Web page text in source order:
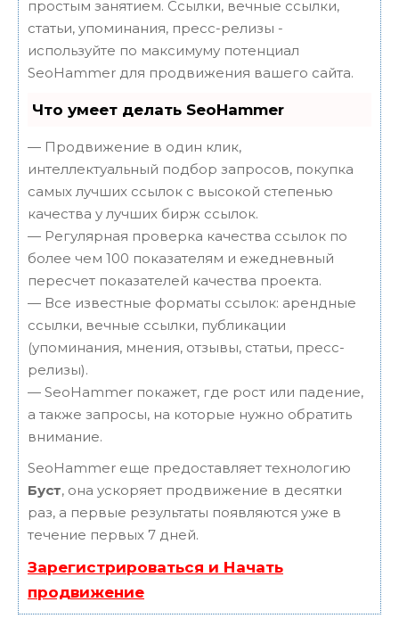
простым занятием. Ссылки, вечные ссылки,
статьи, упоминания, пресс-релизы -
используйте по максимуму потенциал
SeoHammer для продвижения вашего сайта.
Что умеет делать SeoHammer
— Продвижение в один клик,
интеллектуальный подбор запросов, покупка
самых лучших ссылок с высокой степенью
качества у лучших бирж ссылок.
— Регулярная проверка качества ссылок по
более чем 100 показателям и ежедневный
пересчет показателей качества проекта.
— Все известные форматы ссылок: арендные
ссылки, вечные ссылки, публикации
(упоминания, мнения, отзывы, статьи, пресс-
релизы).
— SeoHammer покажет, где рост или падение,
а также запросы, на которые нужно обратить
внимание.
SeoHammer еще предоставляет технологию
Буст, она ускоряет продвижение в десятки
раз, а первые результаты появляются уже в
течение первых 7 дней.
Зарегистрироваться и Начать
продвижение